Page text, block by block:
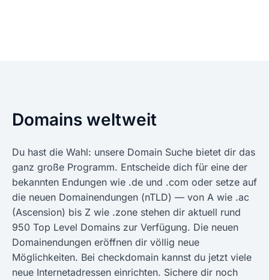
Domains weltweit
Du hast die Wahl: unsere Domain Suche bietet dir das
ganz große Programm. Entscheide dich für eine der
bekannten Endungen wie .de und .com oder setze auf
die neuen Domainendungen (nTLD) — von A wie .ac
(Ascension) bis Z wie .zone stehen dir aktuell rund
950 Top Level Domains zur Verfügung. Die neuen
Domainendungen eröffnen dir völlig neue
Möglichkeiten. Bei checkdomain kannst du jetzt viele
neue Internetadressen einrichten. Sichere dir noch